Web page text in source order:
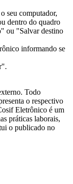
seu computador,
dentro do quadro
ou "Salvar destino
informando se
Todo
o respectivo
Eletrônico é um
práticas laborais,
o publicado no